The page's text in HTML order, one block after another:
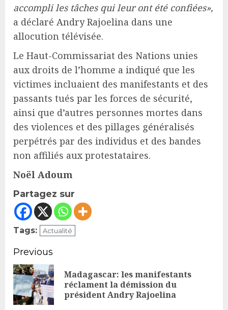
accompli les tâches qui leur ont été confiées»,
a déclaré Andry Rajoelina dans une
allocution télévisée.
Le Haut-Commissariat des Nations unies
aux droits de l’homme a indiqué que les
victimes incluaient des manifestants et des
passants tués par les forces de sécurité,
ainsi que d’autres personnes mortes dans
des violences et des pillages généralisés
perpétrés par des individus et des bandes
non affiliés aux protestataires.
Noël Adoum
Partagez sur
Tags: Actualité
Continue
Reading
Previous
Madagascar: les manifestants
réclament la démission du
président Andry Rajoelina